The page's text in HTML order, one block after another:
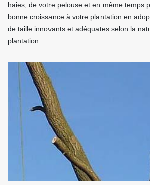
haies, de votre pelouse et en même temps
bonne croissance à votre plantation en
de taille innovants et adéquates selon la
plantation.